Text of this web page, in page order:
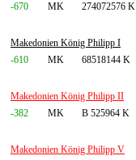
-670
MK 274072576 K
Makedonien König Philipp I
-610
MK 68518144 K
Makedonien König Philipp II
-382
MK B 525964 K
Makedonien König Philipp V